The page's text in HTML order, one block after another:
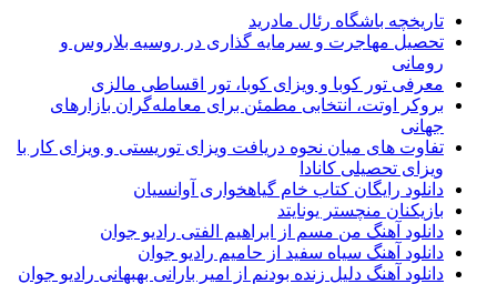
تاریخچه باشگاه رئال مادرید
تحصیل مهاجرت و سرمایه گذاری در روسیه بلاروس و
رومانی
معرفی تور کوبا و ویزای کوبا، تور اقساطی مالزی
بروکر اوتت، انتخابی مطمئن برای معامله‌گران بازارهای
جهانی
تفاوت های میان نحوه دریافت ویزای توریستی و ویزای کار با
ویزای تحصیلی کانادا
دانلود رایگان کتاب خام گیاهخواری آوانسیان
بازیکنان منچستر یونایتد
دانلود آهنگ من مسم از ابراهیم الفتی رادیو جوان
دانلود آهنگ سیاه سفید از حامیم رادیو جوان
دانلود آهنگ دلیل زنده بودنم از امیر بارانی بهبهانی رادیو جوان